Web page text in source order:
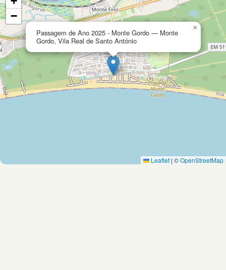
Passagem de Ano 2025 - Monte Gordo — Monte
Gordo, Vila Real de Santo António
×
−
Leaflet | ©OpenStreetMap